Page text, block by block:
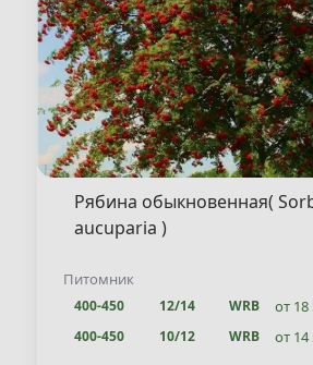
Рябина обыкновенная(
aucuparia )
Питомник
400-450 12/14 WRB от
400-450 10/12 WRB от